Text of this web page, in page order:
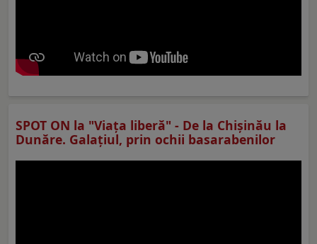
SPOT ON la "Viaţa liberă" - De la Chișinău la
Dunăre. Galațiul, prin ochii basarabenilor